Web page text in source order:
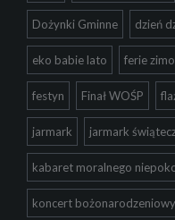
Dożynki Gminne dzień
eko babie lato ferie
festyn Finał WOŚP
jarmark jarmark
kabaret moralnego
koncert bożonarodzeniowy